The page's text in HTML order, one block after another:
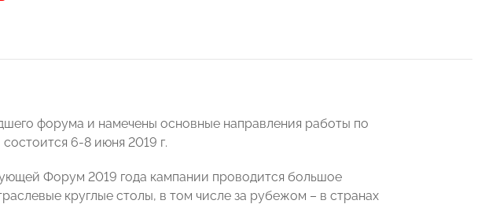
форума и намечены основные направления работы по
6-8 июня 2019 г.
Форум 2019 года кампании проводится большое
круглые столы, в том числе за рубежом – в странах